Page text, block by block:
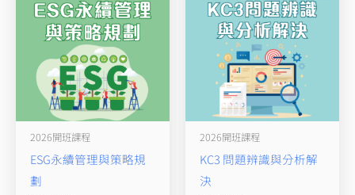
2026開班課程
ESG永續管理與策略規
劃
2026開班課程
KC3 問題辨識與分析解
決